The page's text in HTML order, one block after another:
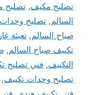
تصليح مكيف, تصليح
السالم, تصليح
صباح السالم, تعبئة
تكييف صباح السالم,
التكييف, فني تصليح
تصليح وحدات تكييف,